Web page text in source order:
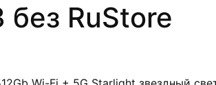
RuStore